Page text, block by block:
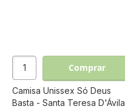
Comprar
Camisa Unissex Só Deus
Basta - Santa Teresa D'Ávila